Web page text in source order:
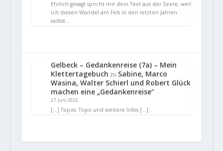
Ehrlich gesagt spricht mir dein Text aus der Seele, weil
ich diesen Wandel am Fels in den letzten Jahren
selbst…
Gelbeck – Gedankenreise (7a) – Mein
Klettertagebuch zu Sabine, Marco
Wasina, Walter Schierl und Robert Glück
machen eine „Gedankenreise“
27. Juni 2025
[…] Topos: Topo und weitere Infos […]